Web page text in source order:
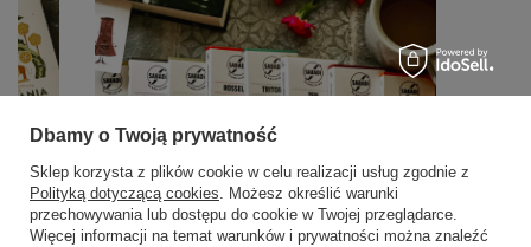
Dbamy o Twoją prywatność
Sklep korzysta z plików cookie w celu realizacji usług zgodnie z
Polityką dotyczącą cookies. Możesz określić warunki
przechowywania lub dostępu do cookie w Twojej przeglądarce.
Więcej informacji na temat warunków i prywatności można znaleźć